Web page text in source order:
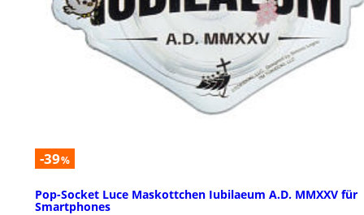
-39%
Pop-Socket Luce Maskottchen Iubilaeum A.D. MMXXV für
Smartphones